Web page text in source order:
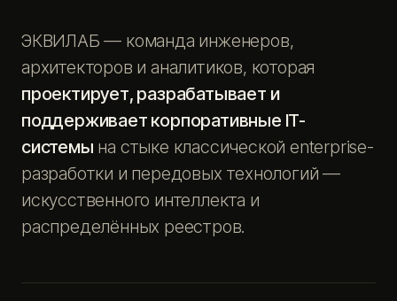
ЭКВИЛАБ — команда инженеров,
архитекторов и аналитиков, которая
проектирует, разрабатывает и
поддерживает корпоративные IT-
системы на стыке классической enterprise-
разработки и передовых технологий —
искусственного интеллекта и
распределённых реестров.